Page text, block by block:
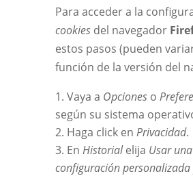
Para acceder a la
cookiesdel navegador
estos pasos (pueden
función de la versión del
Vaya a Opcioneso
según su sistema
Haga click en Privacidad.
En Historialelija Usar una
configuración